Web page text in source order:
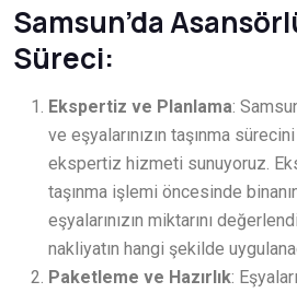
Samsun’da
Süreci:
Ekspertiz ve Planlama:
ve eşyalarınızın taşınma
ekspertiz hizmeti sunuyoruz.
taşınma işlemi öncesinde
eşyalarınızın miktarını
nakliyatın hangi şekilde
Paketleme ve Hazırlık: